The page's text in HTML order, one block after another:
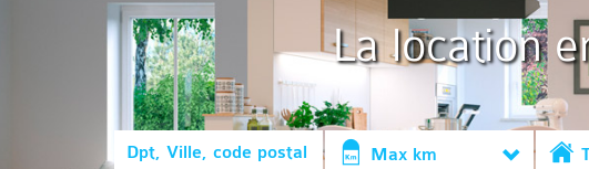
La location
Max km